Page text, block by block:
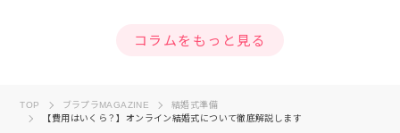
コラムをもっと見る
TOP ブラプラMAGAZINE
結婚式準備
【費用はいくら？】オンライン結婚式について徹底解説します